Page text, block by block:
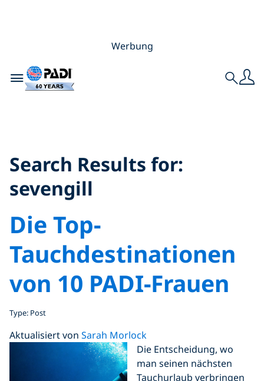
Werbung
Toggle navigation Search
Search Results for:
sevengill
Die Top-
Tauchdestinationen
von 10 PADI-Frauen
Type: Post
Aktualisiert von Sarah Morlock
Die Entscheidung, wo
man seinen nächsten
Tauchurlaub verbringen